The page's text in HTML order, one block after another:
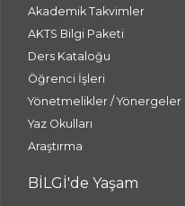
Akademik Takvimler
AKTS Bilgi Paketi
Ders Kataloğu
Öğrenci İşleri
Yönetmelikler / Yönergeler
Yaz Okulları
Araştırma
BİLGİ'de Yaşam